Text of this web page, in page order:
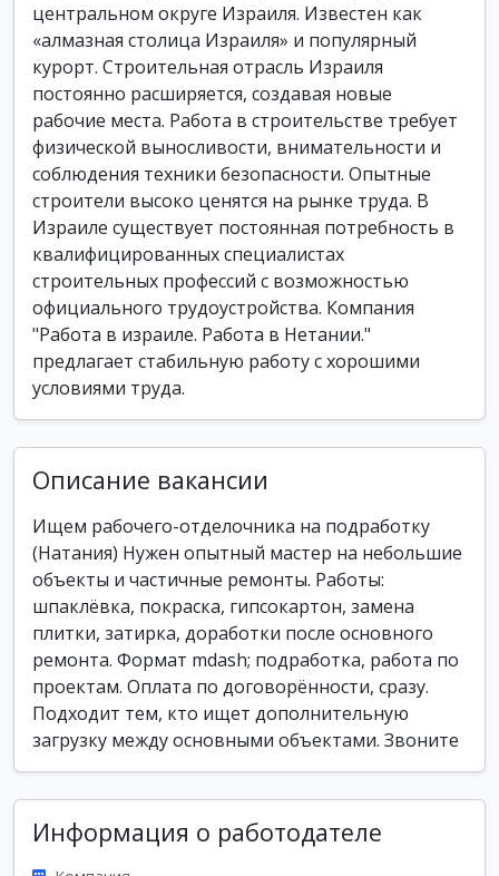
центральном округе Израиля. Известен как
«алмазная столица Израиля» и популярный
курорт. Строительная отрасль Израиля
постоянно расширяется, создавая новые
рабочие места. Работа в строительстве требует
физической выносливости, внимательности и
соблюдения техники безопасности. Опытные
строители высоко ценятся на рынке труда. В
Израиле существует постоянная потребность в
квалифицированных специалистах
строительных профессий с возможностью
официального трудоустройства. Компания
"Работа в израиле. Работа в Нетании."
предлагает стабильную работу с хорошими
условиями труда.
Описание вакансии
Ищем рабочего-отделочника на подработку
(Натания) Нужен опытный мастер на небольшие
объекты и частичные ремонты. Работы:
шпаклёвка, покраска, гипсокартон, замена
плитки, затирка, доработки после основного
ремонта. Формат mdash; подработка, работа по
проектам. Оплата по договорённости, сразу.
Подходит тем, кто ищет дополнительную
загрузку между основными объектами. Звоните
Информация о работодателе